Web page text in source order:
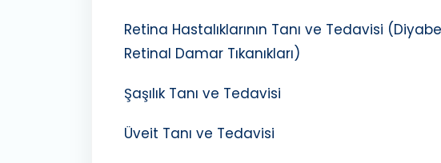
Retina Hastalıklarının Tanı ve Tedavisi
Retinal Damar Tıkanıkları)
Şaşılık Tanı ve Tedavisi
Üveit Tanı ve Tedavisi